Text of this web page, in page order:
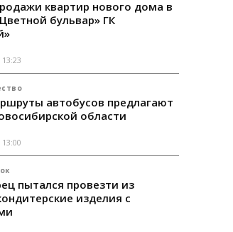
квартир нового дома в
бульвар» ГК
13:23
автобусов предлагают
области
13:00
пытался провезти из
изделия с